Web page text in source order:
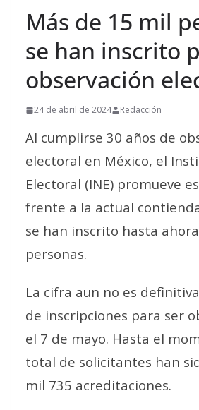
Más de 15 mil
se han inscrito
observación
24 de abril de 2024 Redacción
Al cumplirse 30 años de
electoral en México, el
Electoral (INE) promueve
frente a la actual
se han inscrito hasta
personas.
La cifra aun no es
de inscripciones para ser
el 7 de mayo. Hasta el
total de solicitantes han
mil 735 acreditaciones.